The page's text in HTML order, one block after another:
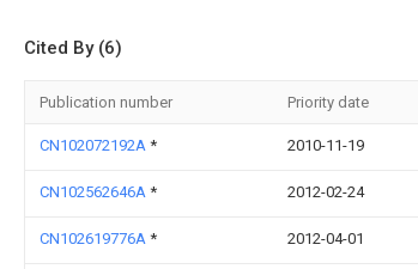
Cited By (6)
Publication number Priority date
CN102072192A * 2010-11-19
CN102562646A * 2012-02-24
CN102619776A * 2012-04-01